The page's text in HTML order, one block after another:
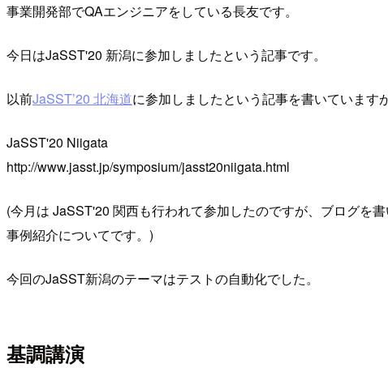
事業開発部でQAエンジニアをしている長友です。
今日はJaSST'20 新潟に参加しましたという記事です。
以前JaSST’20 北海道に参加しましたという記事を書いています
JaSST'20 Niigata
http://www.jasst.jp/symposium/jasst20niigata.html
(今月は JaSST'20 関西も行われて参加したのですが、ブログを
事例紹介についてです。)
今回のJaSST新潟のテーマはテストの自動化でした。
基調講演